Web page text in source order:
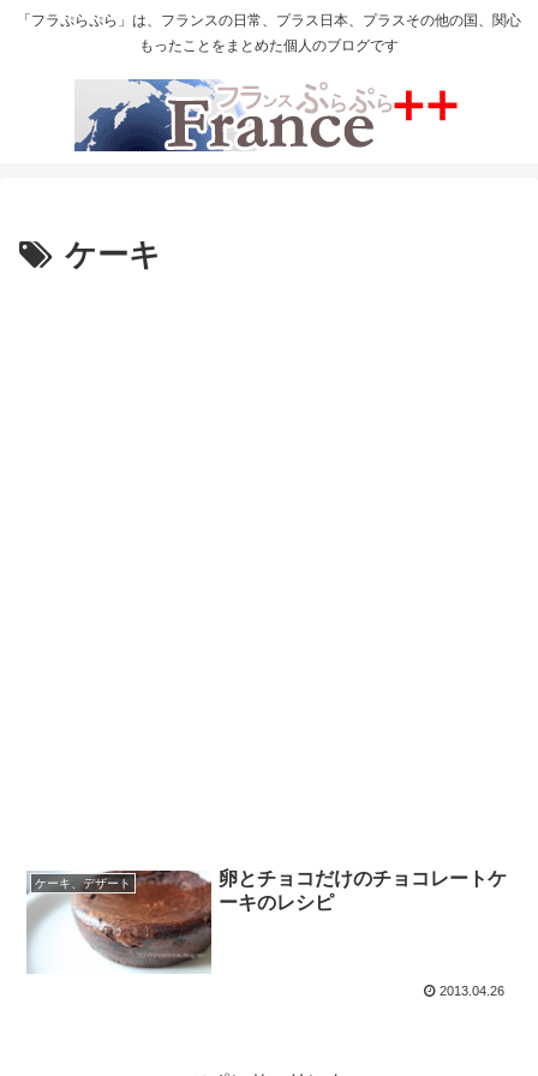
「フラぷらぷら」は、フランスの日常、プラス日本、プラスその他の国、関心
もったことをまとめた個人のブログです
ケーキ
ケーキ、デザート
卵とチョコだけのチョコレートケ
ーキのレシピ
2013.04.26